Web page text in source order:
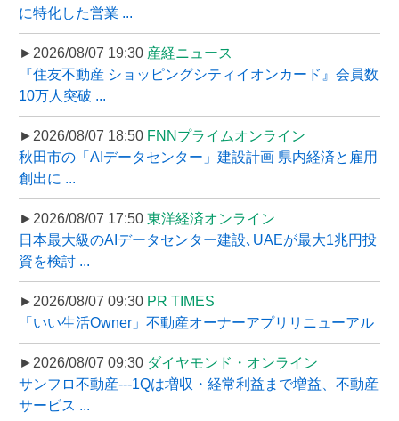
に特化した営業 ...
►2026/08/07 19:30 産経ニュース
『住友不動産 ショッピングシティイオンカード』会員数
10万人突破 ...
►2026/08/07 18:50 FNNプライムオンライン
秋田市の「AIデータセンター」建設計画 県内経済と雇用
創出に ...
►2026/08/07 17:50 東洋経済オンライン
日本最大級のAIデータセンター建設､UAEが最大1兆円投
資を検討 ...
►2026/08/07 09:30 PR TIMES
「いい生活Owner」不動産オーナーアプリリニューアル
►2026/08/07 09:30 ダイヤモンド・オンライン
サンフロ不動産---1Qは増収・経常利益まで増益、不動産
サービス ...